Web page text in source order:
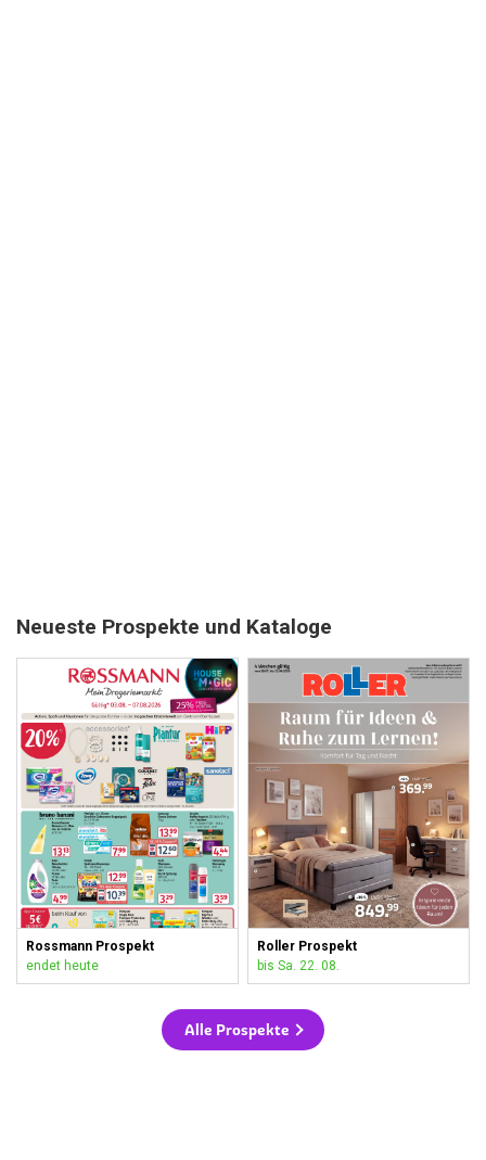
Neueste Prospekte und Kataloge
Rossmann Prospekt
endet heute
Roller Prospekt
bis Sa. 22. 08.
Alle Prospekte